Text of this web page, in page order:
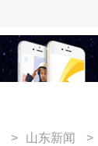
> 山东新闻 >